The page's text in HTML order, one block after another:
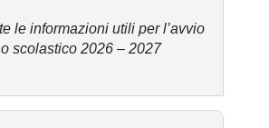
le informazioni utili per l’avvio
scolastico 2026 – 2027